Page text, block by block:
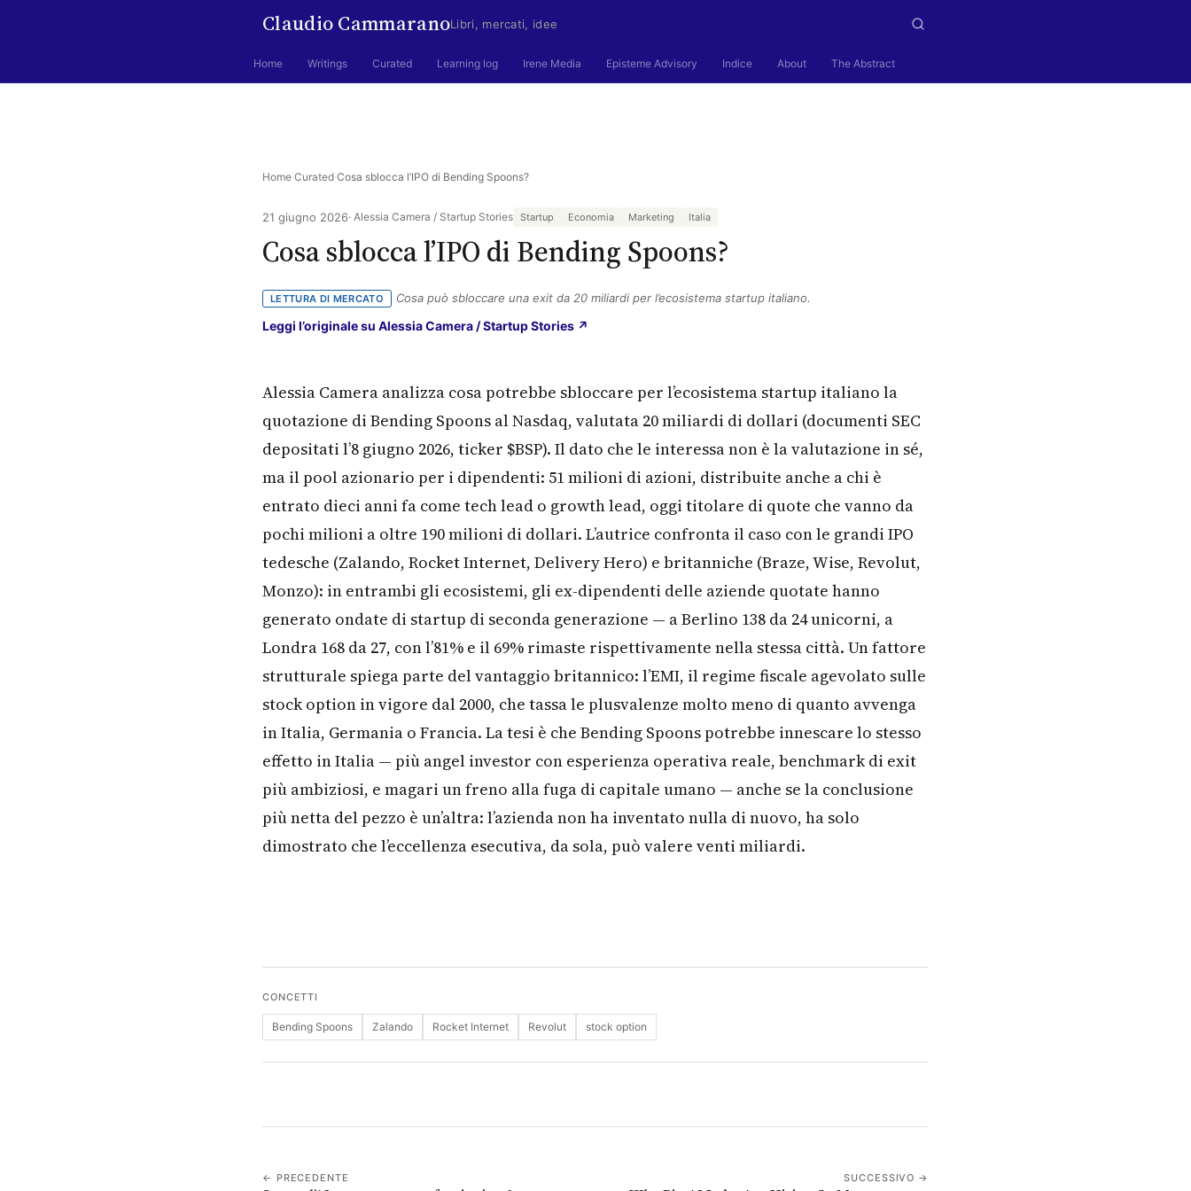
Claudio CammaranoLibri, mercati, idee
Home Writings Curated Learning log Irene Media Episteme Advisory Indice About The Abstract
Home·Curated·Cosa sblocca l’IPO di Bending Spoons?
21 giugno 2026· Alessia Camera / Startup Stories Startup Economia Marketing Italia
Cosa sblocca l’IPO di Bending Spoons?
LETTURA DI MERCATO Cosa può sbloccare una exit da 20 miliardi per l’ecosistema startup italiano.
Leggi l’originale su Alessia Camera / Startup Stories ↗
Alessia Camera analizza cosa potrebbe sbloccare per l’ecosistema startup italiano la
quotazione di Bending Spoons al Nasdaq, valutata 20 miliardi di dollari (documenti SEC
depositati l’8 giugno 2026, ticker $BSP). Il dato che le interessa non è la valutazione in sé,
ma il pool azionario per i dipendenti: 51 milioni di azioni, distribuite anche a chi è
entrato dieci anni fa come tech lead o growth lead, oggi titolare di quote che vanno da
pochi milioni a oltre 190 milioni di dollari. L’autrice confronta il caso con le grandi IPO
tedesche (Zalando, Rocket Internet, Delivery Hero) e britanniche (Braze, Wise, Revolut,
Monzo): in entrambi gli ecosistemi, gli ex-dipendenti delle aziende quotate hanno
generato ondate di startup di seconda generazione — a Berlino 138 da 24 unicorni, a
Londra 168 da 27, con l’81% e il 69% rimaste rispettivamente nella stessa città. Un fattore
strutturale spiega parte del vantaggio britannico: l’EMI, il regime fiscale agevolato sulle
stock option in vigore dal 2000, che tassa le plusvalenze molto meno di quanto avvenga
in Italia, Germania o Francia. La tesi è che Bending Spoons potrebbe innescare lo stesso
effetto in Italia — più angel investor con esperienza operativa reale, benchmark di exit
più ambiziosi, e magari un freno alla fuga di capitale umano — anche se la conclusione
più netta del pezzo è un’altra: l’azienda non ha inventato nulla di nuovo, ha solo
dimostrato che l’eccellenza esecutiva, da sola, può valere venti miliardi.
CONCETTI
Bending Spoons Zalando Rocket Internet Revolut stock option
← PRECEDENTE SUCCESSIVO →